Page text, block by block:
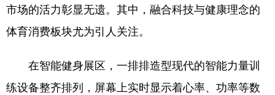
市场的活力彰显无遗。其中，融合科技与健康理念的
体育消费板块尤为引人关注。
在智能健身展区，一排排造型现代的智能力量训
练设备整齐排列，屏幕上实时显示着心率、功率等数